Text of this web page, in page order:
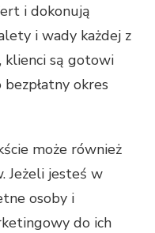
i dokonują
i wady każdej z
klienci są gotowi
okres
może również
Jeżeli jesteś w
osoby i
do ich